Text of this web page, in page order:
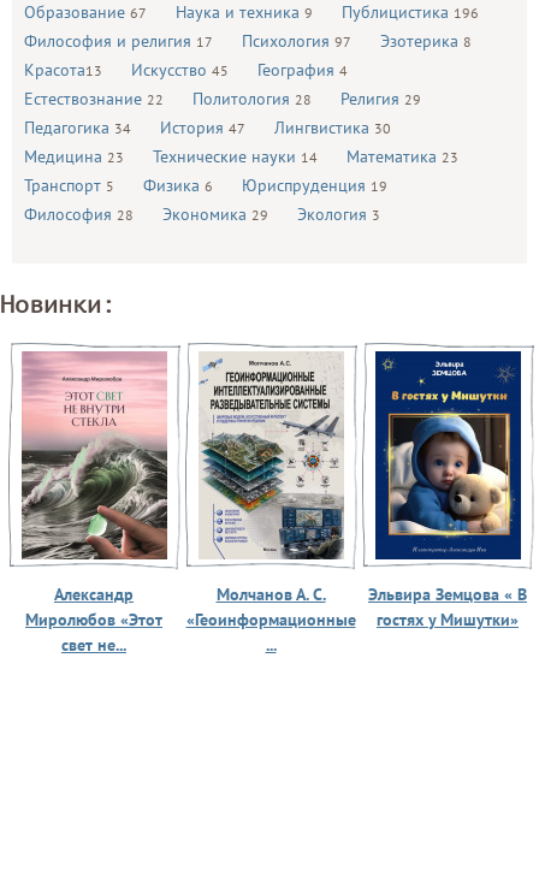
Образование 67 Наука и техника 9 Публицистика 196
Философия и религия 17 Психология 97 Эзотерика 8
Красота13 Искусство 45 География 4
Естествознание 22 Политология 28 Религия 29
Педагогика 34 История 47 Лингвистика 30
Медицина 23 Технические науки 14 Математика 23
Транспорт 5 Физика 6 Юриспруденция 19
Философия 28 Экономика 29 Экология 3
Новинки:
Александр
Миролюбов «Этот
свет не...
Молчанов А. С.
«Геоинформационные
...
Эльвира Земцова « В
гостях у Мишутки»